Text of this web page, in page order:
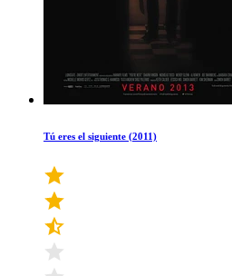
Tú eres el siguiente (2011)